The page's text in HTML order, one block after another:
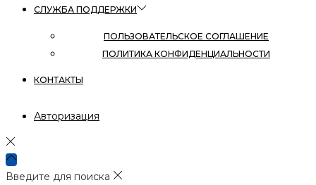
СЛУЖБА ПОДДЕРЖКИ
ПОЛЬЗОВАТЕЛЬСКОЕ СОГЛАШЕНИЕ
ПОЛИТИКА КОНФИДЕНЦИАЛЬНОСТИ
КОНТАКТЫ
Авторизация
Введите для поиска